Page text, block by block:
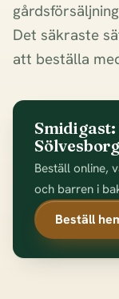
Det säkraste
att beställa
Sölvesborg
Beställ online,
och barren i
Beställ